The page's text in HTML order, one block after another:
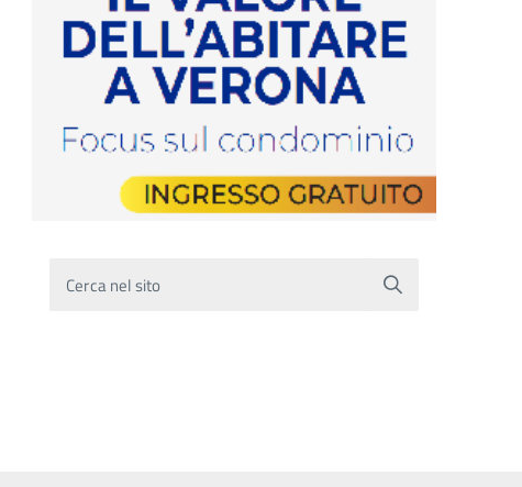
Cerca nel sito